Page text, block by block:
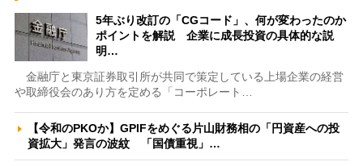
5年ぶり改訂の「CGコード」、何が変わったのか
ポイントを解説 企業に成長投資の具体的な説
明…
金融庁と東京証券取引所が共同で策定している上場企業の経営
や取締役会のあり方を定める「コーポレート…
【令和のPKOか】GPIFをめぐる片山財務相の「円資産への投
資拡大」発言の波紋 「国債重視」…